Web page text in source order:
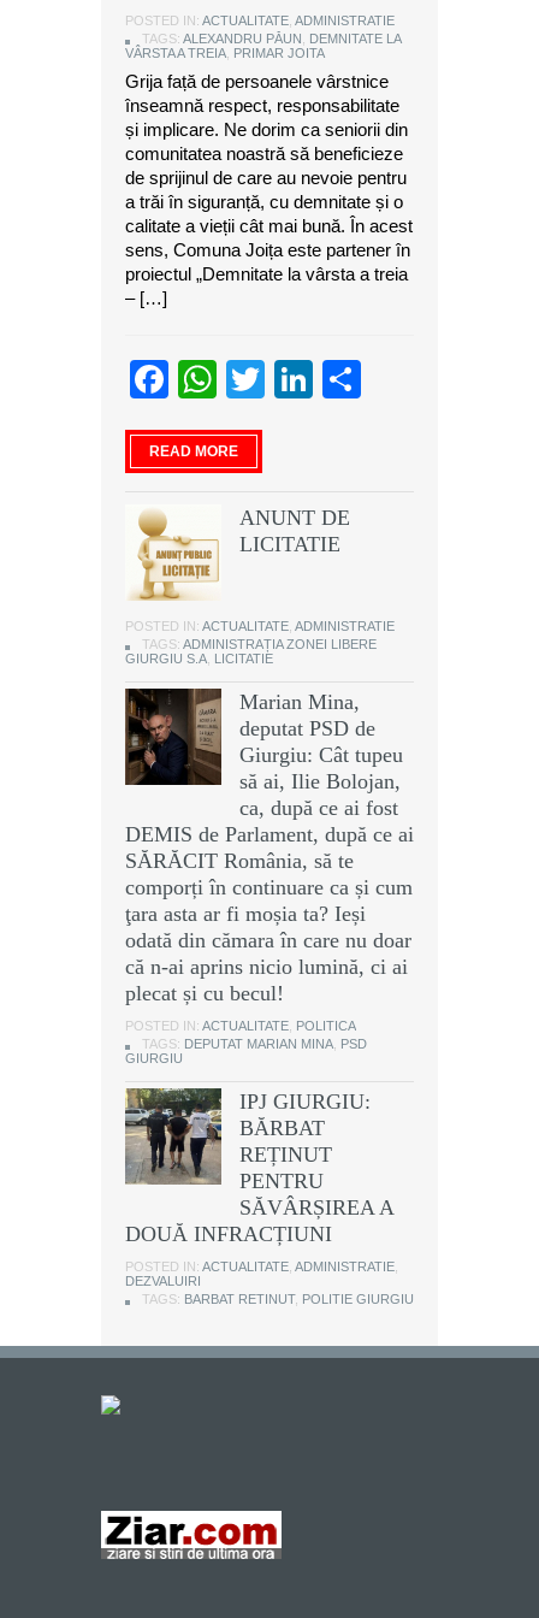
POSTED IN: ACTUALITATE ADMINISTRATIE
TAGS: ALEXANDRU PĂUN
DEMNITATE LA
VÂRSTA A TREIA PRIMAR JOITA
Grija față de persoanele vârstnice
înseamnă respect, responsabilitate
și implicare. Ne dorim ca seniorii din
comunitatea noastră să beneficieze
de sprijinul de care au nevoie pentru
a trăi în siguranță, cu demnitate și o
calitate a vieții cât mai bună. În acest
sens, Comuna Joița este partener în
proiectul „Demnitate la vârsta a treia
– […]
Facebook
WhatsApp
TwitterLinkedIn
READ MORE
ANUNT DE
LICITATIE
POSTED IN: ACTUALITATE ADMINISTRATIE
TAGS: ADMINISTRAȚIA ZONEI LIBERE
GIURGIU S.A LICITATIE
Marian Mina,
deputat PSD de
Giurgiu: Cât tupeu
să ai, Ilie Bolojan,
ca, după ce ai fost
DEMIS de Parlament, după ce ai
SĂRĂCIT România, să te
comporți în continuare ca și cum
ţara asta ar fi moșia ta? Ieși
odată din cămara în care nu doar
că n-ai aprins nicio lumină, ci ai
plecat și cu becul!
POSTED IN: ACTUALITATE POLITICA
TAGS: DEPUTAT MARIAN MINA PSD
GIURGIU
IPJ GIURGIU:
BĂRBAT
REȚINUT
PENTRU
SĂVÂRȘIREA A
DOUĂ INFRACȚIUNI
POSTED IN: ACTUALITATE ADMINISTRATIE
DEZVALUIRI
TAGS: BARBAT RETINUT, POLITIE GIURGIU